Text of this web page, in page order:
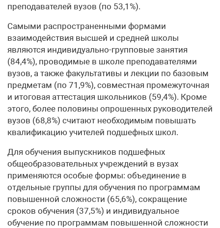
преподавателей вузов (по 53,1%).
Самыми распространенными формами
взаимодействия высшей и средней школы
являются индивидуально-групповые занятия
(84,4%), проводимые в школе преподавателями
вузов, а также факультативы и лекции по базовым
предметам (по 71,9%), совместная промежуточная
и итоговая аттестация школьников (59,4%). Кроме
этого, более половины опрошенных руководителей
вузов (68,8%) считают необходимым повышать
квалификацию учителей подшефных школ.
Для обучения выпускников подшефных
общеобразовательных учреждений в вузах
применяются особые формы: объединение в
отдельные группы для обучения по программам
повышенной сложности (65,6%), сокращение
сроков обучения (37,5%) и индивидуальное
обучение по программам повышенной сложности